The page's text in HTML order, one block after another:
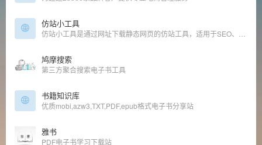
仿站小工具
鸠摩搜索
第三方聚合搜索电子书工具
书籍知识库
优质mobi,azw3,TXT,PDF,epub格式电子书分享站
雅书
PDF电子书学习下载站